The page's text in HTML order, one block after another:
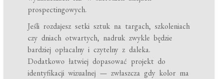
prospectingowych.
Jeśli rozdajesz setki sztuk na targach, szkoleniach
czy dniach otwartych, nadruk zwykle będzie
bardziej opłacalny i czytelny z daleka.
Dodatkowo łatwiej dopasować projekt do
identyfikacji wizualnej — zwłaszcza gdy kolor ma